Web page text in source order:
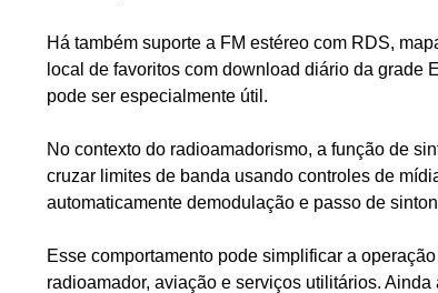
Há também suporte a FM estéreo com RDS,
local de favoritos com download diário da grade
pode ser especialmente útil.
No contexto do radioamadorismo, a função de
cruzar limites de banda usando controles de
automaticamente demodulação e passo de
Esse comportamento pode simplificar a
radioamador, aviação e serviços utilitários.